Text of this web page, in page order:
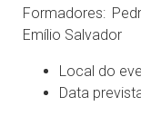
Formadores:
Emílio Salvador
Local do
Data